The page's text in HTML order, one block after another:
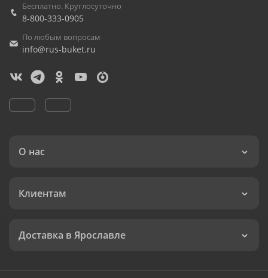
Бесплатно. Круглосуточно
8-800-333-0905
По любым вопросам
info@rus-buket.ru
О нас
Клиентам
Доставка в Ярославле